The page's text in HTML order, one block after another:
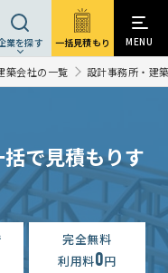
業を探す 一括見積もり MENU
築会社の一覧 設計事務所・建
括で見積もりす
完全無料
利用料0円